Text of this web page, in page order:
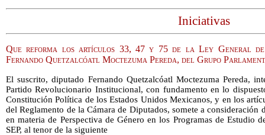
Iniciativas
Que reforma los artículos 33, 47 y 75 de la Ley General de
Fernando Quetzalcóatl Moctezuma Pereda, del Grupo
El suscrito, diputado Fernando Quetzalcóatl Moctezuma Pereda,
Partido Revolucionario Institucional, con fundamento en lo
Constitución Política de los Estados Unidos Mexicanos, y en los
del Reglamento de la Cámara de Diputados, somete a consideración
en materia de Perspectiva de Género en los Programas de Estudio
SEP, al tenor de la siguiente